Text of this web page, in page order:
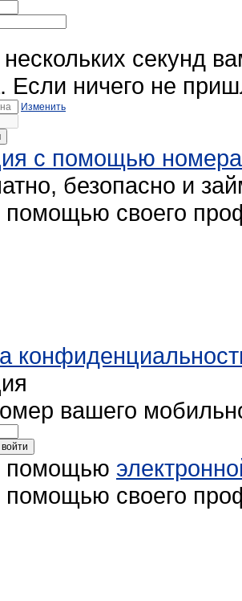
секунд
Если ничего не
Изменить
с помощью
безопасно и
помощью своего
вашего
помощью
помощью своего